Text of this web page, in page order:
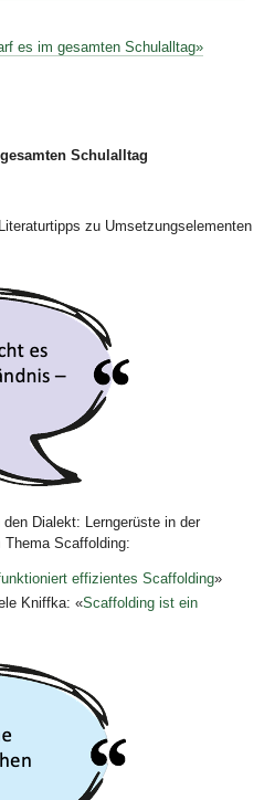
es im gesamten Schulalltag»
Schulalltag
zu Umsetzungselementen
Dialekt: Lerngerüste in der
Thema Scaffolding:
effizientes Scaffolding»
Kniffka: «Scaffolding ist ein